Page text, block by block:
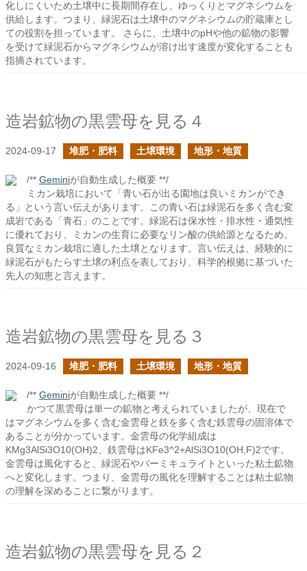
化しにくいため土壌中に長期間存在し、ゆっくりとマグネシウムを
供給します。つまり、緑泥石は土壌中のマグネシウムの貯蔵庫とし
ての役割を担っています。 さらに、土壌中のpHや他の鉱物の影響
を受けて緑泥石からマグネシウムが溶け出す速度が変化することも
指摘されています。
造岩鉱物の黒雲母を見る４
2024-09-17 堆肥・肥料 土壌環境 地形・地質
/** Geminiが自動生成した概要 **/
ミカン栽培において「青い石が出る園地は良いミカンができ
る」という言い伝えがあります。この青い石は緑泥石を多く含む変
成岩である「青石」のことです。緑泥石は保水性・排水性・通気性
に優れており、ミカンの生育に必要なリン酸の供給源となるため、
良質なミカン栽培に適した土壌となります。言い伝えは、経験的に
緑泥石がもたらす土壌の利点を表しており、科学的根拠に基づいた
先人の知恵と言えます。
造岩鉱物の黒雲母を見る３
2024-09-16 堆肥・肥料 土壌環境 地形・地質
/** Geminiが自動生成した概要 **/
かつて黒雲母は単一の鉱物と考えられていましたが、現在で
はマグネシウムを多く含む金雲母と鉄を多く含む鉄雲母の固溶体で
あることが分かっています。金雲母の化学組成は
KMg3AlSi3O10(OH)2、鉄雲母はKFe3^2+AlSi3O10(OH,F)2です。
金雲母は風化すると、緑泥石やバーミキュライトといった粘土鉱物
へと変化します。つまり、金雲母の風化を理解することは粘土鉱物
の理解を深めることに繋がります。
造岩鉱物の黒雲母を見る２